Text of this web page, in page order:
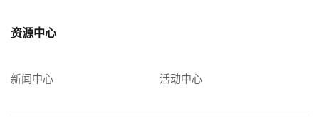
资源中心
新闻中心 活动中心